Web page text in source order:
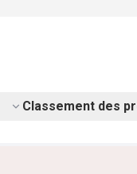
Classement des